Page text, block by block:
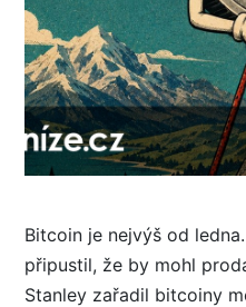
Bitcoin je nejvýš od
připustil, že by mohl
Stanley zařadil bitcoiny